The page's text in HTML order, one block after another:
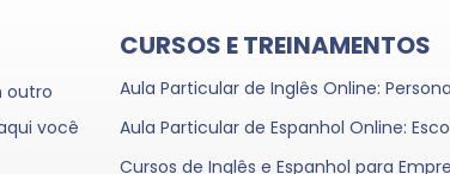
outro
você
CURSOS E TREINAMENTOS
Aula Particular de Inglês Online:
Aula Particular de Espanhol Online:
Cursos de Inglês e Espanhol para